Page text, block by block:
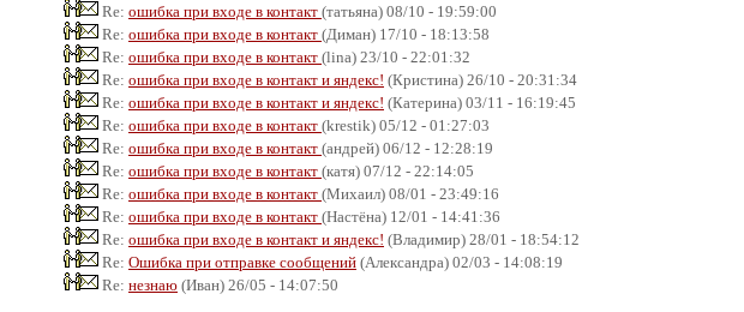
Re: ошибка при входе в контакт (татьяна) 08/10 - 19:59:00
Re: ошибка при входе в контакт (Диман) 17/10 - 18:13:58
Re: ошибка при входе в контакт (lina) 23/10 - 22:01:32
Re: ошибка при входе в контакт и яндекс! (Кристина) 26/10 - 20:31:34
Re: ошибка при входе в контакт и яндекс! (Катерина) 03/11 - 16:19:45
Re: ошибка при входе в контакт (krestik) 05/12 - 01:27:03
Re: ошибка при входе в контакт (андрей) 06/12 - 12:28:19
Re: ошибка при входе в контакт (катя) 07/12 - 22:14:05
Re: ошибка при входе в контакт (Михаил) 08/01 - 23:49:16
Re: ошибка при входе в контакт (Настёна) 12/01 - 14:41:36
Re: ошибка при входе в контакт и яндекс! (Владимир) 28/01 - 18:54:12
Re: Ошибка при отправке сообщений (Александра) 02/03 - 14:08:19
Re: незнаю (Иван) 26/05 - 14:07:50